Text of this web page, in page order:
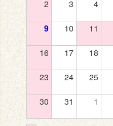
2 3 4
9 10 11
16 17 18
23 24 25
30 31 1